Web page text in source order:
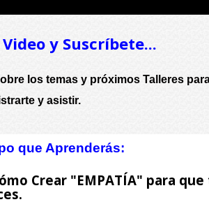
y Suscríbete...
los temas y próximos Talleres
y asistir.
que Aprenderás:
Crear "EMPATÍA" para